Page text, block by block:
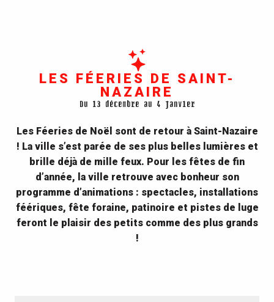
LES FÉERIES DE SAINT-
NAZAIRE
Du 13 décembre au 4 janvier
Les Féeries de Noël sont de retour à Saint-Nazaire
! La ville s’est parée de ses plus belles lumières et
brille déjà de mille feux. Pour les fêtes de fin
d’année, la ville retrouve avec bonheur son
programme d’animations : spectacles, installations
féériques, fête foraine, patinoire et pistes de luge
feront le plaisir des petits comme des plus grands
!